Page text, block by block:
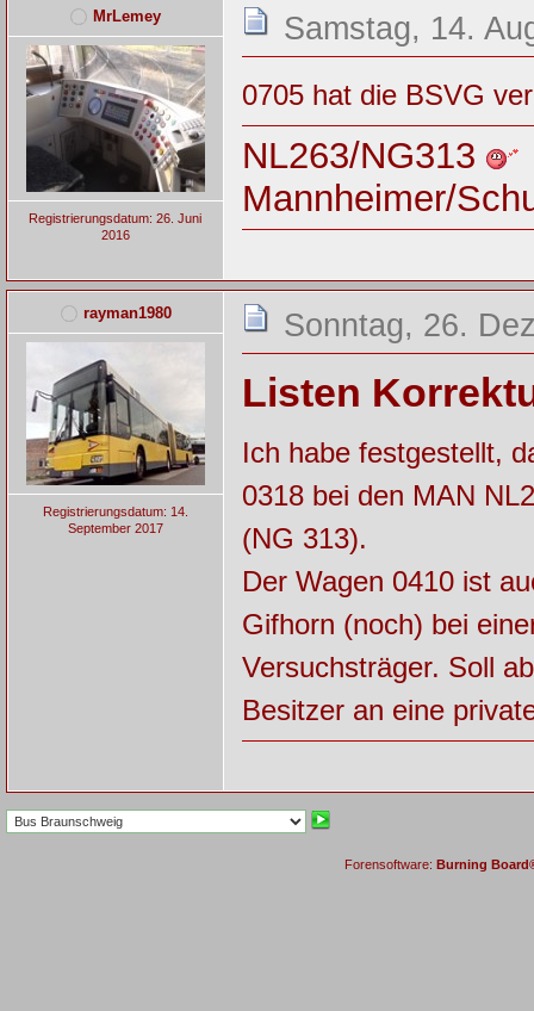
MrLemey
Registrierungsdatum: 26. Juni
2016
Samstag, 14.
0705 hat die BSVG
NL263/NG313
Mannheimer/
rayman1980
Registrierungsdatum: 14.
September 2017
Sonntag, 26.
Listen
Ich habe festgestellt,
0318 bei den MAN
(NG 313).
Der Wagen 0410 ist
Gifhorn (noch) bei
Versuchsträger. Soll
Besitzer an eine
Forensoftware: Burning